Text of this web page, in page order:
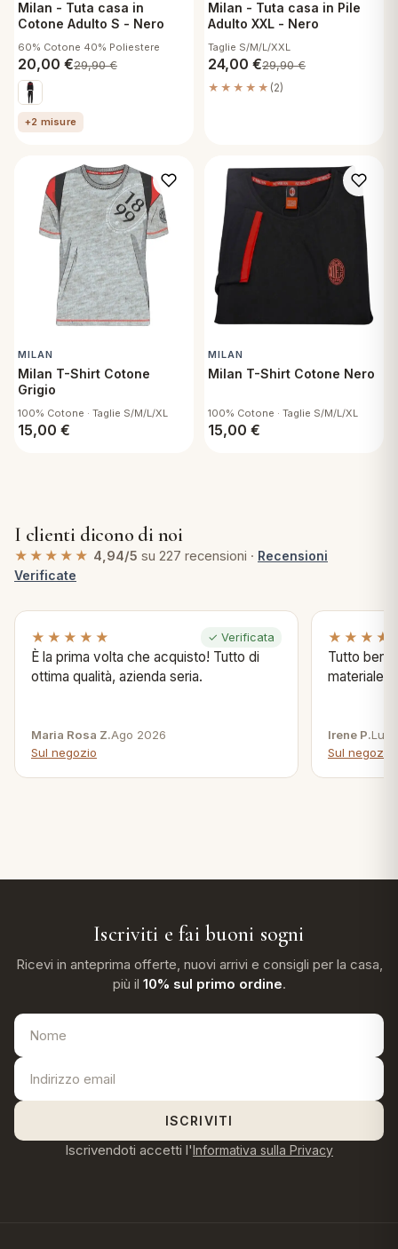
Milan - Tuta casa in
Cotone Adulto S - Nero
60% Cotone 40% Poliestere
20,00 €29,90€
+2 misure
Milan - Tuta casa in Pile
Adulto XXL - Nero
Taglie S/M/L/XXL
24,00 €29,90€
★★★★★ (2)
MILAN
Milan T-Shirt Cotone
Grigio
100% Cotone · Taglie S/M/L/XL
15,00 €
MILAN
Milan T-Shirt Cotone Nero
100% Cotone · Taglie S/M/L/XL
15,00 €
I clienti dicono di noi
★★★★★ 4,94/5 su 227 recensioni · Recensioni
Verificate
★★★★★ ✓ Verificata
È la prima volta che acquisto! Tutto di
ottima qualità, azienda seria.
Maria Rosa Z.Ago 2026
Sul negozio
Tutto bene
materiale .
Irene P.Lug
Sul negozio
Iscriviti e fai buoni sogni
Ricevi in anteprima offerte, nuovi arrivi e consigli per la casa,
più il 10% sul primo ordine.
ISCRIVITI
Iscrivendoti accetti l'Informativa sulla Privacy